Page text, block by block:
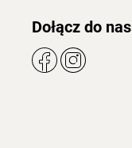
Dołącz do nas